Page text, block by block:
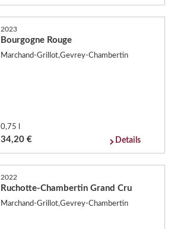
2023
Bourgogne Rouge
Marchand-Grillot,Gevrey-Chambertin
0,75 l
34,20 € Details
2022
Ruchotte-Chambertin Grand Cru
Marchand-Grillot,Gevrey-Chambertin